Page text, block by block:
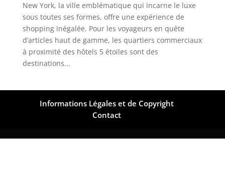
New York, la ville emblématique qui incarne le luxe
sous toutes ses formes, offre une expérience de
shopping inégalée. Pour les voyageurs en quête
d’articles haut de gamme, les quartiers commerciaux
à proximité des hôtels 5 étoiles sont des
destinations...
Informations Légales et de Copyright
Contact